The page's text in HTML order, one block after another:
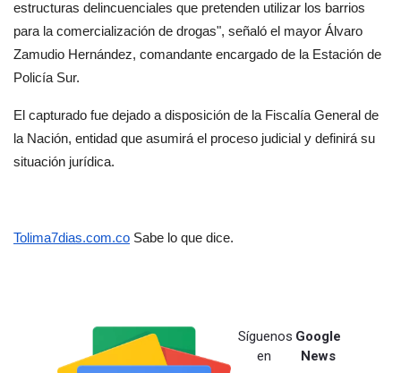
estructuras delincuenciales que pretenden utilizar los barrios
para la comercialización de drogas", señaló el mayor Álvaro
Zamudio Hernández, comandante encargado de la Estación de
Policía Sur.
El capturado fue dejado a disposición de la Fiscalía General de
la Nación, entidad que asumirá el proceso judicial y definirá su
situación jurídica.
Tolima7dias.com.co Sabe lo que dice.
Síguenos
en
Google
News